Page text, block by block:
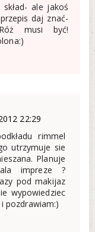
ale jakoś
daj znać-
musi być!
22:29
rimmel
utrzymuje sie
Planuje
impreze ?
pod makijaz
wypowiedziec
pozdrawiam:)